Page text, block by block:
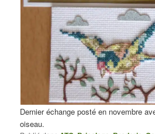
Dernier échange posté en novembre
oiseau.